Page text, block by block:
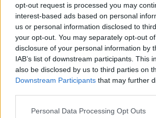
opt-out request is processed you may
interest-based ads based on personal
us or personal information disclosed to
your opt-out. You may separately opt-out
disclosure of your personal information by
IAB’s list of downstream participants. This
also be disclosed by us to third parties on
Downstream Participants that may further
Please note that this website/app uses one
Personal Data Processing Opt Outs